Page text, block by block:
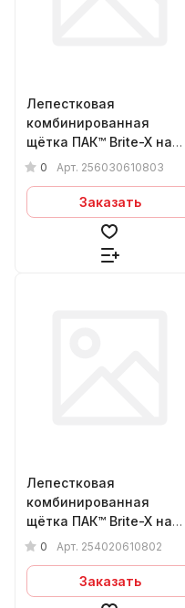
Лепестковая
комбинированная
щётка ПАК™ Brite-X на
шпинделе, Ø60х30х6мм,
0 Арт. 256030610803
Заказать
Лепестковая
комбинированная
щётка ПАК™ Brite-X на
шпинделе, Ø40х20х6мм,
0 Арт. 254020610802
Заказать